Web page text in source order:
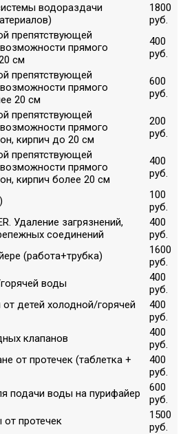
водораздачи
1800
руб.
препятствующей
прямого
см
400
руб.
препятствующей
прямого
20 см
600
руб.
препятствующей
прямого
кирпич до 20 см
200
руб.
препятствующей
прямого
кирпич более 20 см
400
руб.
100
руб.
Удаление загрязнений,
соединений
400
руб.
(работа+трубка)
1600
руб.
воды
400
руб.
детей холодной/горячей
400
руб.
клапанов
400
руб.
от протечек (таблетка +
400
руб.
подачи воды на пурифайер
600
руб.
протечек
1500
руб.